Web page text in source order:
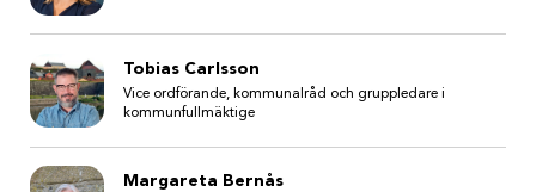
Tobias Carlsson
Vice ordförande, kommunalråd och gruppledare i
kommunfullmäktige
Margareta Bernås